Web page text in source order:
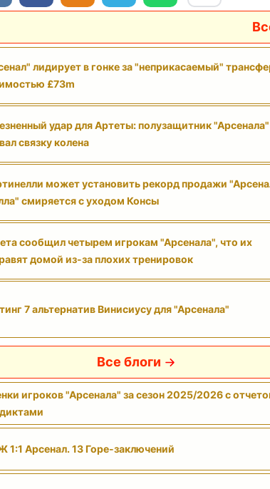
лидирует в гонке за "неприкасаемый"
£73m
удар для Артеты: полузащитник "Арсенала"
связку колена
может установить рекорд продажи
смиряется с уходом Консы
сообщил четырем игрокам "Арсенала", что их
домой из-за плохих тренировок
7 альтернатив Винисиусу для "Арсенала"
Все блоги
игроков "Арсенала" за сезон 2025/2026 с
1:1 Арсенал. 13 Горе-заключений